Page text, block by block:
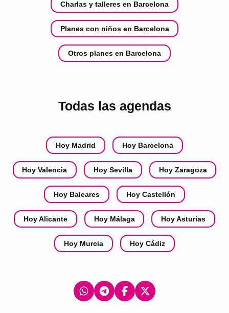
Charlas y talleres en Barcelona
Planes con niños en Barcelona
Otros planes en Barcelona
Todas las agendas
Hoy Madrid Hoy Barcelona
Hoy Valencia Hoy Sevilla Hoy Zaragoza
Hoy Baleares Hoy Castellón
Hoy Alicante Hoy Málaga Hoy Asturias
Hoy Murcia Hoy Cádiz